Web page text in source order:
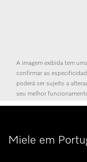
A imagem exibida tem
confirmar as
poderá ser sujeito a
seu melhor
Miele em